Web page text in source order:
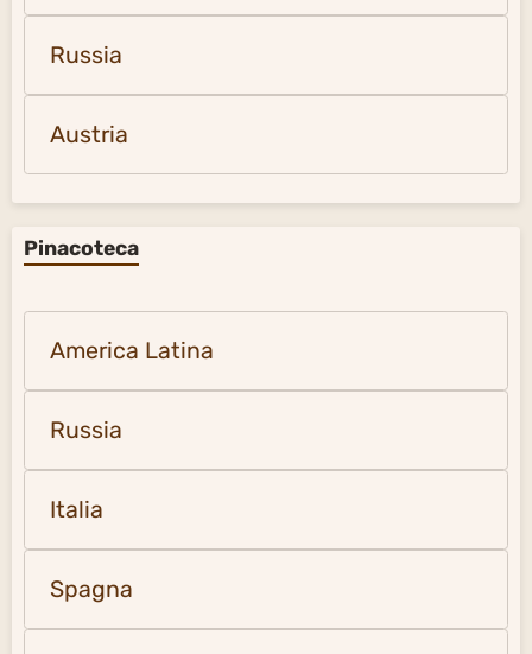
Russia
Austria
Pinacoteca
America Latina
Russia
Italia
Spagna